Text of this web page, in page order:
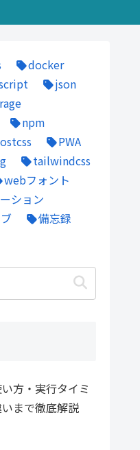
docker
json
npm
PWA
tailwindcss
webフォント
ション
備忘録
方・実行タイミ
まで徹底解説